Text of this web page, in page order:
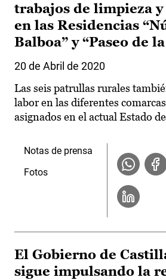
trabajos de limpieza
en las Residencias
Balboa” y “Paseo de
20 de Abril de 2020
Las seis patrullas rurales
labor en las diferentes
asignados en el actual Estado
Notas de prensa
Fotos
El Gobierno de
sigue impulsando la